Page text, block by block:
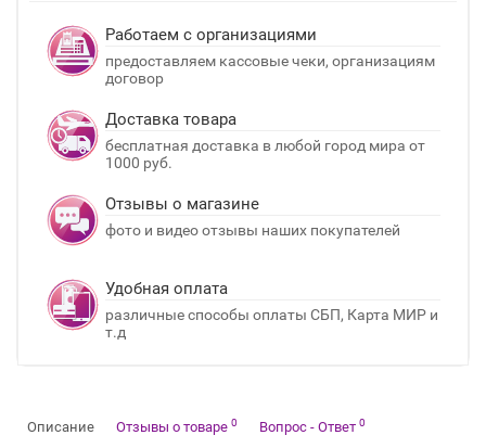
Работаем с организациями
предоставляем кассовые чеки, организациям
договор
Доставка товара
бесплатная доставка в любой город мира от
1000 руб.
Отзывы о магазине
фото и видео отзывы наших покупателей
Удобная оплата
различные способы оплаты СБП, Карта МИР и
т.д
Описание Отзывы о товаре 0 Вопрос - Ответ 0